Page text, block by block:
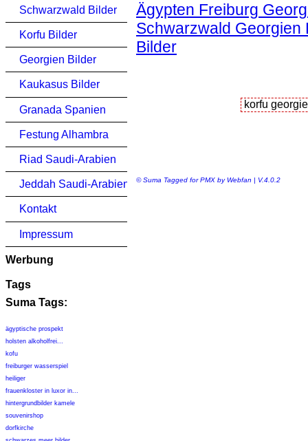
Schwarzwald Bilder
Korfu Bilder
Georgien Bilder
Kaukasus Bilder
Granada Spanien
Festung Alhambra
Riad Saudi-Arabien
Jeddah Saudi-Arabien
Kontakt
Impressum
Werbung
Tags
Suma Tags:
ägyptische prospekt
holsten alkoholfrei...
kofu
freiburger wasserspiel
heiliger
frauenkloster in luxor in...
hintergrundbilder kamele
souvenirshop
dorfkirche
Ägypten Freiburg
Schwarzwald Georgien
Bilder
© Suma Tagged for PMX by Webfan | V.4.0.2